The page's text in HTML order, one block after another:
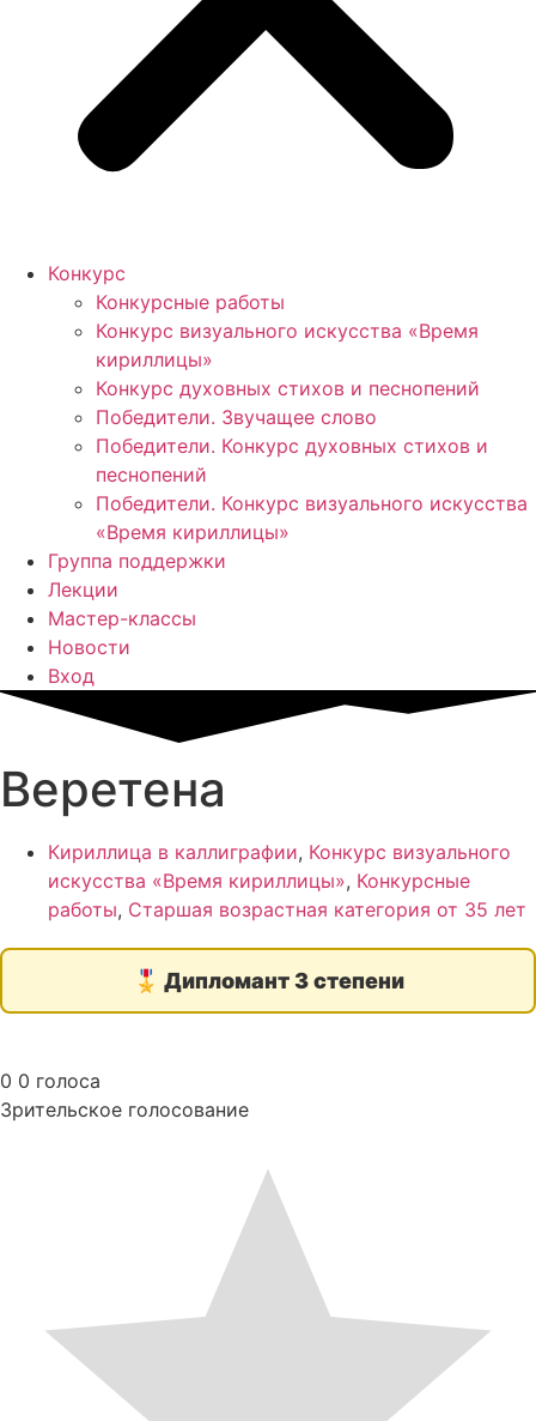
Конкурс
Конкурсные работы
Конкурс визуального искусства «Время
кириллицы»
Конкурс духовных стихов и песнопений
Победители. Звучащее слово
Победители. Конкурс духовных стихов и
песнопений
Победители. Конкурс визуального искусства
«Время кириллицы»
Группа поддержки
Лекции
Мастер-классы
Новости
Вход
Веретена
Кириллица в каллиграфии, Конкурс визуального
искусства «Время кириллицы», Конкурсные
работы, Старшая возрастная категория от 35 лет
🎖️ Дипломант 3 степени
0 0 голоса
Зрительское голосование